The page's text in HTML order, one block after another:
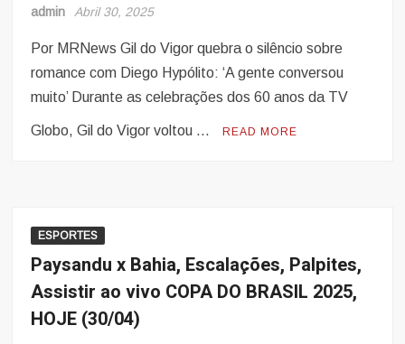
admin Abril 30, 2025
Por MRNews Gil do Vigor quebra o silêncio sobre
romance com Diego Hypólito: ‘A gente conversou
muito’ Durante as celebrações dos 60 anos da TV
Globo, Gil do Vigor voltou … READ MORE
ESPORTES
Paysandu x Bahia, Escalações, Palpites,
Assistir ao vivo COPA DO BRASIL 2025,
HOJE (30/04)